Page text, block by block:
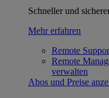
Schneller und
Mehr erfahren
Remote
Remote
verwalten
Abos und Preise